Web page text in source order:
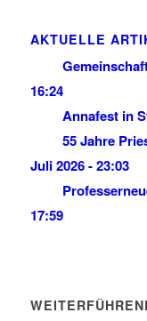
AKTUELLE
16:24
Annafest in
55 Jahre
Juli 2026 - 23:03
17:59